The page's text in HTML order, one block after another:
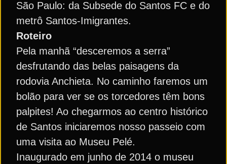
São Paulo: da Subsede do Santos FC e do
metrô Santos-Imigrantes.
Roteiro
Pela manhã “desceremos a serra”
desfrutando das belas paisagens da
rodovia Anchieta. No caminho faremos um
bolão para ver se os torcedores têm bons
palpites! Ao chegarmos ao centro histórico
de Santos iniciaremos nosso passeio com
uma visita ao Museu Pelé.
Inaugurado em junho de 2014 o museu